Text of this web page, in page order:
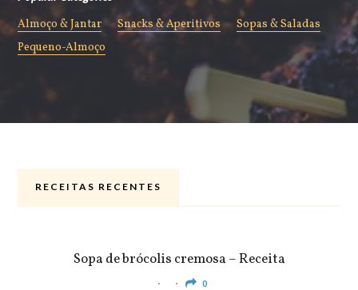
Almoço & Jantar Snacks & Aperitivos
Sopas & Saladas
Pequeno-Almoço
RECEITAS RECENTES
Sopa de brócolis cremosa – Receita
0